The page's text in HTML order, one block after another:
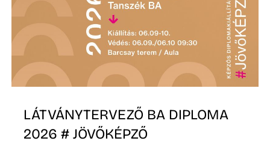
LÁTVÁNYTERVEZŐ BA DIPLOMA
2026 # JÖVŐKÉPZŐ